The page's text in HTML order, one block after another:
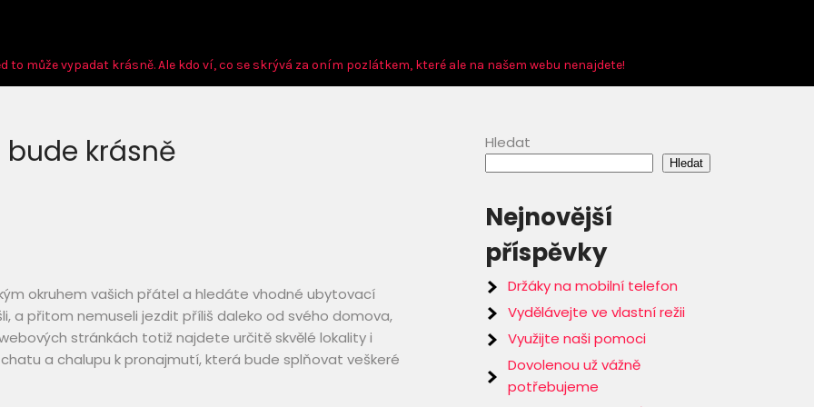
může vypadat krásně. Ale kdo ví, co se skrývá za oním pozlátkem, které ale na našem webu nenajdete!
krásně
okruhem vašich přátel a hledáte vhodné ubytovací
a přitom nemuseli jezdit příliš daleko od svého domova,
stránkách totiž najdete určitě skvělé lokality i
chatu a chalupu k pronajmutí, která bude splňovat veškeré
Hledat
Hledat
Nejnovější
příspěvky
Držáky na mobilní telefon
Vydělávejte ve vlastní režii
Využijte naši pomoci
Dovolenou už vážně
potřebujeme